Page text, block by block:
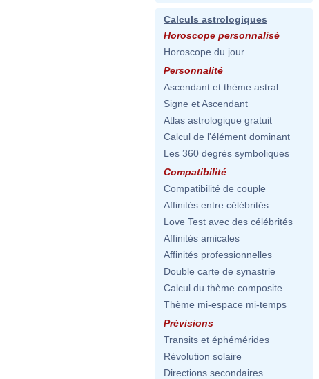
Calculs astrologiques
Horoscope personnalisé
Horoscope du jour
Personnalité
Ascendant et thème astral
Signe et Ascendant
Atlas astrologique gratuit
Calcul de l'élément dominant
Les 360 degrés symboliques
Compatibilité
Compatibilité de couple
Affinités entre célébrités
Love Test avec des célébrités
Affinités amicales
Affinités professionnelles
Double carte de synastrie
Calcul du thème composite
Thème mi-espace mi-temps
Prévisions
Transits et éphémérides
Révolution solaire
Directions secondaires